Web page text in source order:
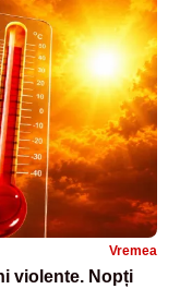
Vremea
violente. Nopți